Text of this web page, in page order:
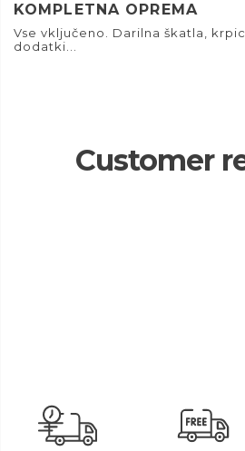
KOMPLETNA OPREMA
Vse vključeno. Darilna škatla,
dodatki...
Customer